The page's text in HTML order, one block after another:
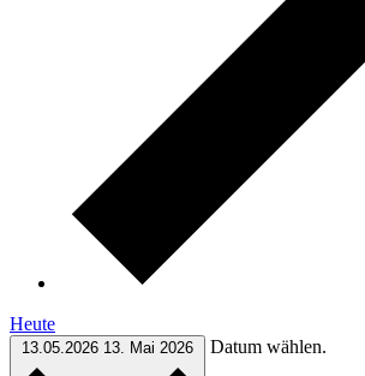
Heute
13.05.2026 13. Mai 2026 Datum wählen.